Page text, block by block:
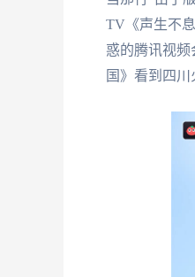
TV《声生不
惑的腾讯视
国》看到四